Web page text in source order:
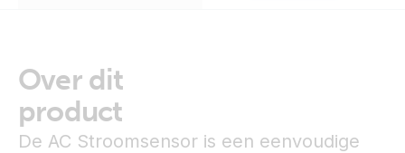
Over dit
product
De AC Stroomsensor is een eenvoudige